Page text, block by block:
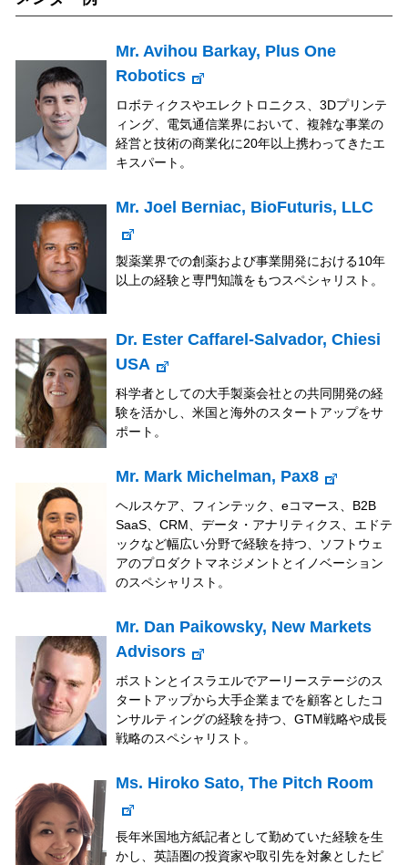
Mr. Avihou Barkay, Plus One
Robotics
ロボティクスやエレクトロニクス、3Dプリンテ
ィング、電気通信業界において、複雑な事業の
経営と技術の商業化に20年以上携わってきたエ
キスパート。
Mr. Joel Berniac, BioFuturis, LLC
製薬業界での創薬および事業開発における10年
以上の経験と専門知識をもつスペシャリスト。
Dr. Ester Caffarel-Salvador, Chiesi
USA
科学者としての大手製薬会社との共同開発の経
験を活かし、米国と海外のスタートアップをサ
ポート。
Mr. Mark Michelman, Pax8
ヘルスケア、フィンテック、eコマース、B2B
SaaS、CRM、データ・アナリティクス、エドテ
ックなど幅広い分野で経験を持つ、ソフトウェ
アのプロダクトマネジメントとイノベーション
のスペシャリスト。
Mr. Dan Paikowsky, New Markets
Advisors
ボストンとイスラエルでアーリーステージのス
タートアップから大手企業までを顧客としたコ
ンサルティングの経験を持つ、GTM戦略や成長
戦略のスペシャリスト。
Ms. Hiroko Sato, The Pitch Room
長年米国地方紙記者として勤めていた経験を生
かし、英語圏の投資家や取引先を対象としたピ